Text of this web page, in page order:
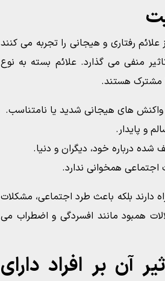
رفتاری و هیجانی را تجربه می کنند
منفی می گذارد. علائم بسته به نوع
مشترک هستند.
واکنش های هیجانی شدید یا نامتناسب.
و پایدار.
شده درباره خود، دیگران و دنیا.
اجتماعی همخوانی ندارد.
دارند بلکه باعث طرد اجتماعی، مشکلات
همبود مانند افسردگی و اضطراب می
آن بر افراد دارای